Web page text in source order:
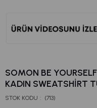
SOMON BE
KADIN SWEATSHIRT
STOK KODU (713)